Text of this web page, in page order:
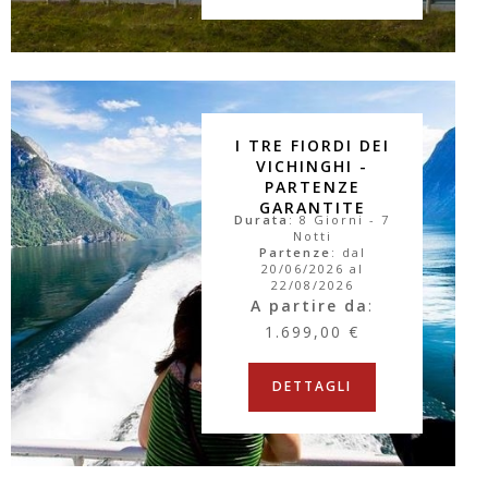
I TRE FIORDI DEI
VICHINGHI -
PARTENZE
GARANTITE
Durata : 8 Giorni - 7
Notti
Partenze : dal
20/06/2026 al
22/08/2026
A partire da :
1.699,00 €
DETTAGLI